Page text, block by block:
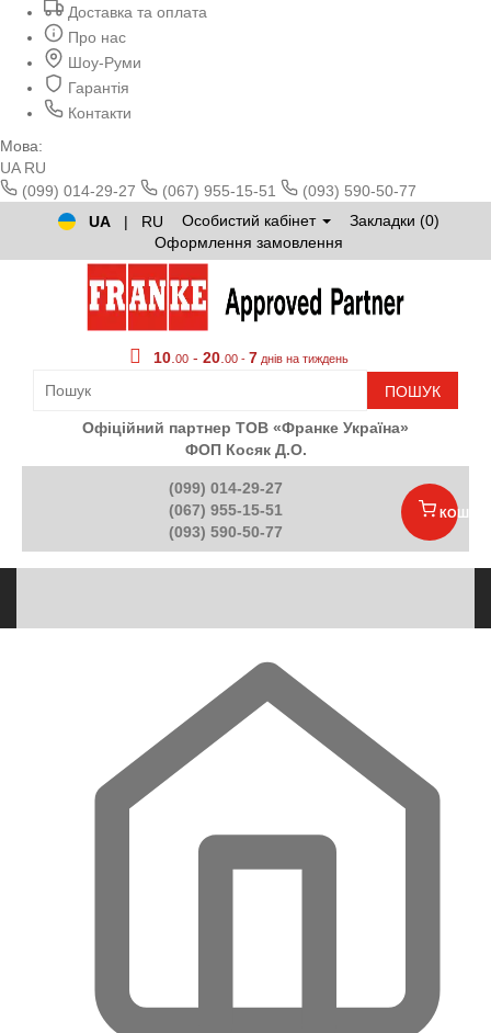
Доставка та оплата
Про нас
Шоу-Руми
Гарантія
Контакти
Мова:
UA RU
(099) 014-29-27
(067) 955-15-51
(093) 590-50-77
UA
| RU Особистий кабінет
Закладки (0)
Оформлення замовлення
10 00 - 20 00 - 7 днів на тиждень
ПОШУК
Офіційний партнер ТОВ «Франке Україна»
ФОП Косяк Д.О.
(099) 014-29-27
(067) 955-15-51
(093) 590-50-77
КОШИК